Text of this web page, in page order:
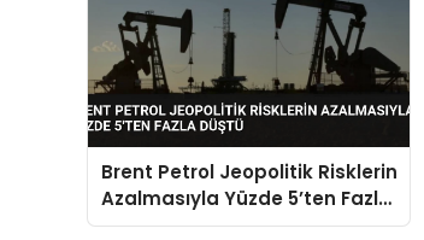
Brent Petrol Jeopolitik Risklerin
Azalmasıyla Yüzde 5’ten Fazla
Düştü